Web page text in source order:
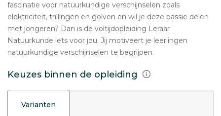
fascinatie voor natuurkundige verschijnselen zoals
elektriciteit, trillingen en golven en wil je deze passie delen
met jongeren? Dan is de voltijdopleiding Leraar
Natuurkunde iets voor jou. Jij motiveert je leerlingen
natuurkundige verschijnselen te begrijpen.
Keuzes binnen de opleiding
Varianten